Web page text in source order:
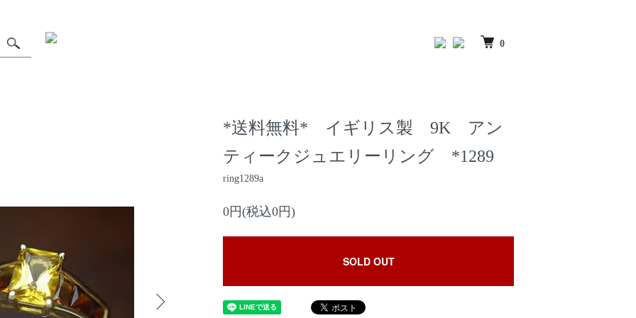
0
*送料無料* イギリス製 9K アン
ティークジュエリーリング *1289
ring1289a
0円(税込0円)
SOLD OUT